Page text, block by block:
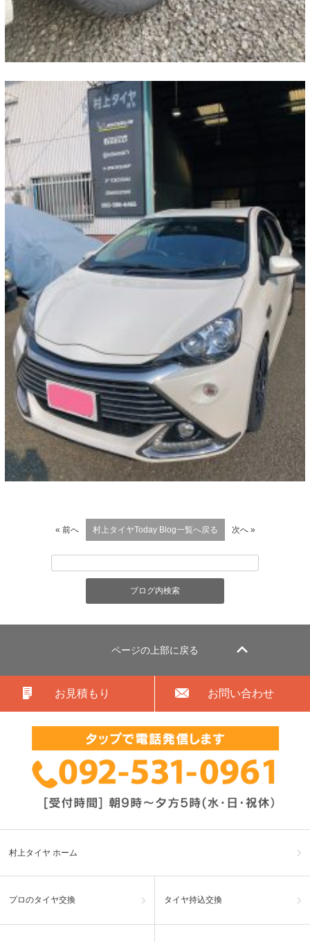
« 前へ 村上タイヤToday Blog一覧へ戻る 次へ »
ページの上部に戻る
お見積もり お問い合わせ
村上タイヤ ホーム
プロのタイヤ交換 タイヤ持込交換